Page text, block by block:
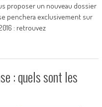
proposer un nouveau dossier
penchera exclusivement sur
: retrouvez
: quels sont les